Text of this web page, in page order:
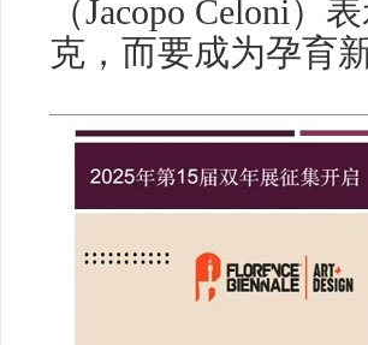
（Jacopo Celoni）
克，而要成为孕育